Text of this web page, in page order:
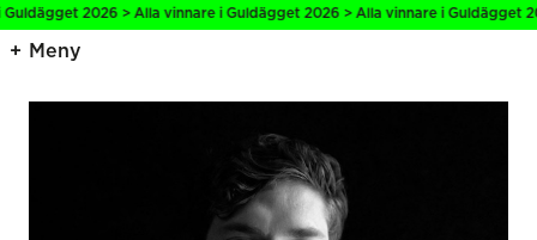
2026 > Alla vinnare i Guldägget 2026 > Alla vinnare i Guldägget
Meny